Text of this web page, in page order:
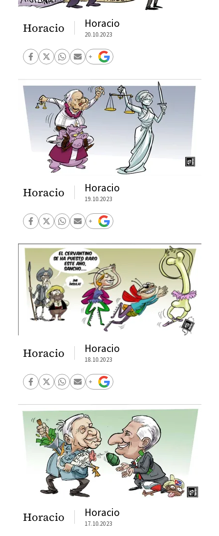
Horacio Horacio
20.10.2023
Horacio Horacio
19.10.2023
Horacio Horacio
18.10.2023
Horacio Horacio
17.10.2023